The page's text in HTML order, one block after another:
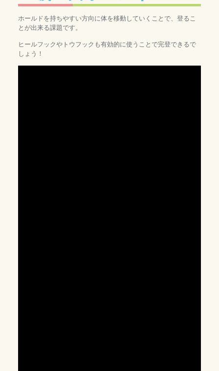
ホールドを持ちやすい方向に体を移動していくことで、登るこ
とが出来る課題です。
ヒールフックやトウフックも有効的に使うことで完登できるで
しょう！